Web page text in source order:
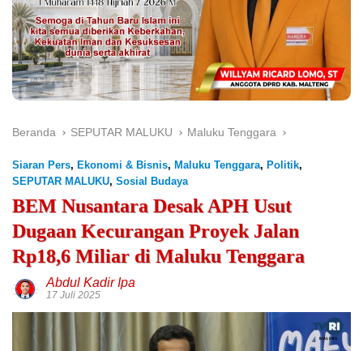
Beranda SEPUTAR MALUKU Maluku Tenggara
Siaran Pers, Ekonomi & Bisnis, Maluku Tenggara, Politik,
SEPUTAR MALUKU, Sosial Budaya
BEM Nusantara Desak APH Usut
Dugaan Kecurangan Proyek Jalan
Rp18,6 Miliar di Maluku Tenggara
Abdul Kadir Ipa
17 Juli 2025